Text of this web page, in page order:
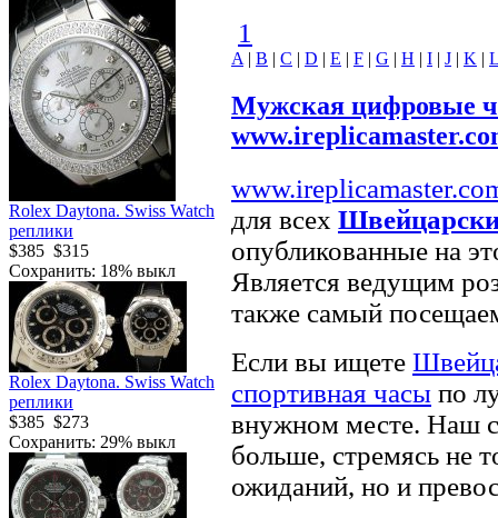
Rolex Daytona. Swiss Watch
реплики
$385 $315
Сохранить: 18% выкл
Rolex Daytona. Swiss Watch
реплики
$385 $273
Сохранить: 29% выкл
1
A | B | C | D | E | F | G | H | I | J | K | L
Мужская цифровые
для всех
опубликованные на
Является ведущим
также самый
Если вы ищете
спортивная часы по
внужном месте. Наш
больше, стремясь не
ожиданий, но и